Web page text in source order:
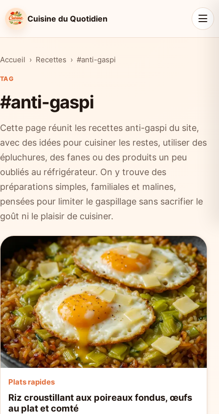
Cuisine du Quotidien
Accueil Recettes #anti-gaspi
TAG
#anti-gaspi
Cette page réunit les recettes anti-gaspi du site,
avec des idées pour cuisiner les restes, utiliser des
épluchures, des fanes ou des produits un peu
oubliés au réfrigérateur. On y trouve des
préparations simples, familiales et malines,
pensées pour limiter le gaspillage sans sacrifier le
goût ni le plaisir de cuisiner.
Plats rapides
Riz croustillant aux poireaux fondus, œufs
au plat et comté